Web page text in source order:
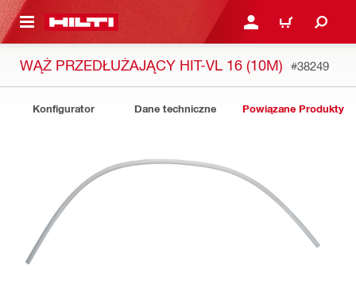
GŁÓWNEJ ZALOGUJ SIĘ LUB
KOSZYK
WĄŻ PRZEDŁUŻAJĄCY HIT-VL 16 (10M) #38249
Konfigurator Dane techniczne Powiązane Produkty